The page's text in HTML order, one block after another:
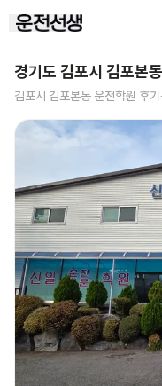
경기도 김포시 김포본동
김포시 김포본동 운전학원 후